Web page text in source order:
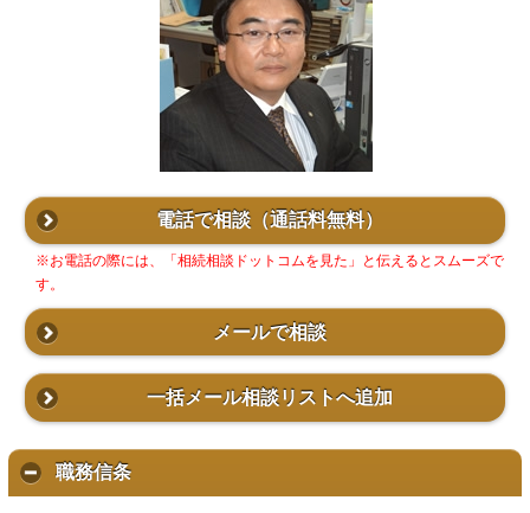
電話で相談 （通話料無料）
※お電話の際には、「相続相談ドットコムを見た」と伝えるとスムーズで
す。
メールで相談
一括メール相談リストへ追加
職務信条